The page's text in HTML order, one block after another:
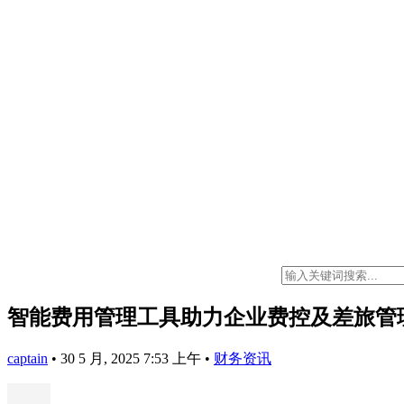
智能费用管理工具助力企业费控及差旅管
captain • 30 5 月, 2025 7:53 上午 • 财务资讯